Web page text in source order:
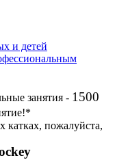
и детей
занятия - 1500
катках, пожалуйста,